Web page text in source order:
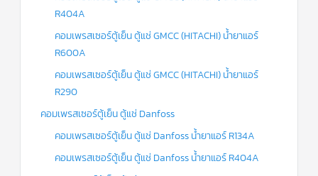
R404A
คอมเพรสเซอร์ตู้เย็น ตู้แช่ GMCC (HITACHI) น้ำยาแอร์
R600A
คอมเพรสเซอร์ตู้เย็น ตู้แช่ GMCC (HITACHI) น้ำยาแอร์
R290
คอมเพรสเซอร์ตู้เย็น ตู้แช่ Danfoss
คอมเพรสเซอร์ตู้เย็น ตู้แช่ Danfoss น้ำยาแอร์ R134A
คอมเพรสเซอร์ตู้เย็น ตู้แช่ Danfoss น้ำยาแอร์ R404A